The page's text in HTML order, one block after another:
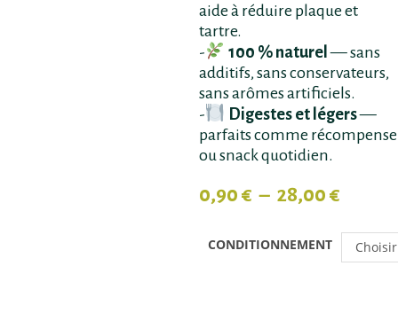
aide à réduire plaque et
tartre.
-
100 % naturel — sans
additifs, sans conservateurs,
sans arômes artificiels.
-
Digestes et légers—
parfaits comme récompense
ou snack quotidien.
0,90 € – 28,00 €
CONDITIONNEMENT
Choisir